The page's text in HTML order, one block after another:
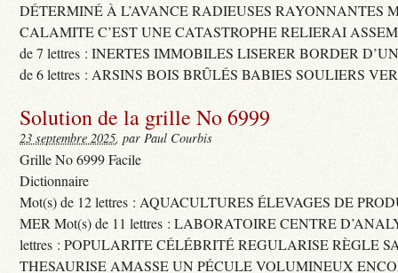
DÉTERMINÉ À L’AVANCE RADIEUSES RAYONNANTES
CALAMITE C’EST UNE CATASTROPHE RELIERAI
de 7 lettres : INERTES IMMOBILES LISERER BORDER
de 6 lettres : ARSINS BOIS BRÛLÉS BABIES SOULIERS
Solution de la grille No 6999
23 septembre 2025, par Paul Courbis
Grille No 6999 Facile
Dictionnaire
Mot(s) de 12 lettres : AQUACULTURES ÉLEVAGES DE
MER Mot(s) de 11 lettres : LABORATOIRE CENTRE
lettres : POPULARITE CÉLÉBRITÉ REGULARISE RÈGLE
THESAURISE AMASSE UN PÉCULE VOLUMINEUX